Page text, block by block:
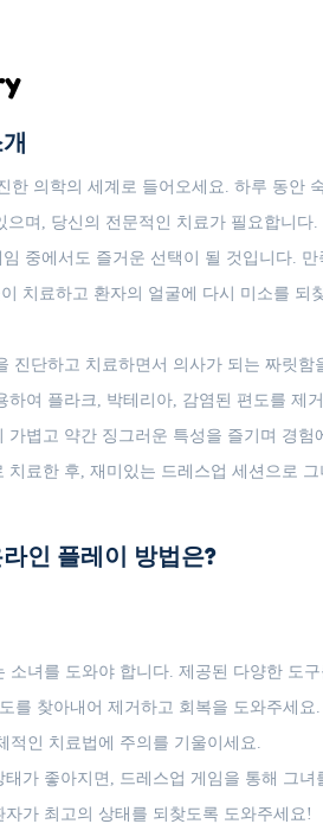
한 의학의 세계로 들어오세요. 하루 동
며, 당신의 전문적인 치료가 필요합니
중에서도 즐거운 선택이 될 것입니다.
치료하고 환자의 얼굴에 다시 미소를 되
진단하고 치료하면서 의사가 되는 짜릿함
하여 플라크, 박테리아, 감염된 편도를 제
가볍고 약간 징그러운 특성을 즐기며 경험
치료한 후, 재미있는 드레스업 세션으로
인 플레이 방법은?
소녀를 도와야 합니다. 제공된 다양한 도
를 찾아내어 제거하고 회복을 도와주세요.
적인 치료법에 주의를 기울이세요.
가 좋아지면, 드레스업 게임을 통해 그
가 최고의 상태를 되찾도록 도와주세요!